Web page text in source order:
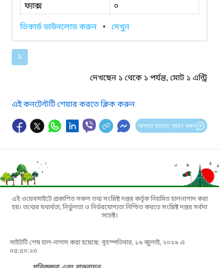
ফ্যাক্স
০
ভিকার্ড ডাউনলোড করুন • দেখুন
১
দেখছেন ১ থেকে ১ পর্যন্ত, মোট ১ এন্ট্রি
এই কনটেন্টটি শেয়ার করতে ক্লিক করুন
আপনার মতামত প্রদান করুন
এই ওয়েবসাইটে প্রকাশিত সকল তথ্য সংশ্লিষ্ট দপ্তর কর্তৃক নিয়মিত হালনাগাদ করা
হয়। তথ্যের যথার্থতা, নির্ভুলতা ও নির্ভরযোগ্যতা নিশ্চিত করতে সংশ্লিষ্ট দপ্তর সর্বদা
সচেষ্ট।
সাইটটি শেষ হাল-নাগাদ করা হয়েছে: বৃহস্পতিবার, ১৬ জুলাই, ২০২৬ এ
০৫:৫০:২৩